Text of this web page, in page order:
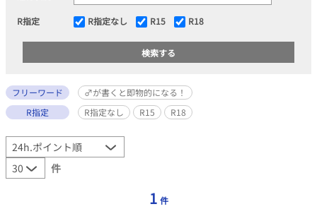
R指定 R指定なし R15 R18
フリーワード
♂が書くと即物的になる！
R指定
R指定なし R15 R18
件
1 件